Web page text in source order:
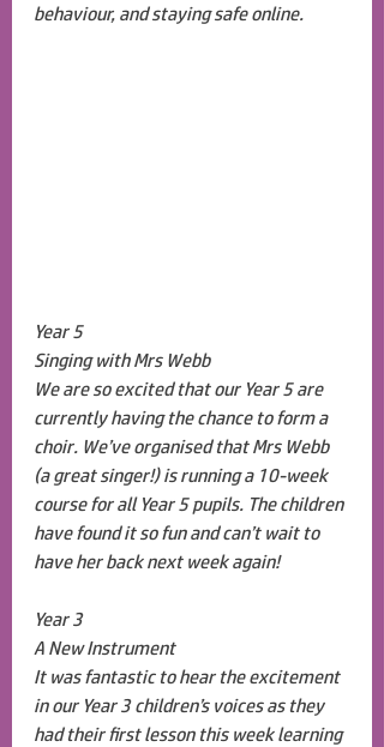
behaviour, and staying safe online.
Year 5
Singing with Mrs Webb
We are so excited that our Year 5 are
currently having the chance to form a
choir. We’ve organised that Mrs Webb
(a great singer!) is running a 10-week
course for all Year 5 pupils. The children
have found it so fun and can’t wait to
have her back next week again!
Year 3
A New Instrument
It was fantastic to hear the excitement
in our Year 3 children’s voices as they
had their first lesson this week learning